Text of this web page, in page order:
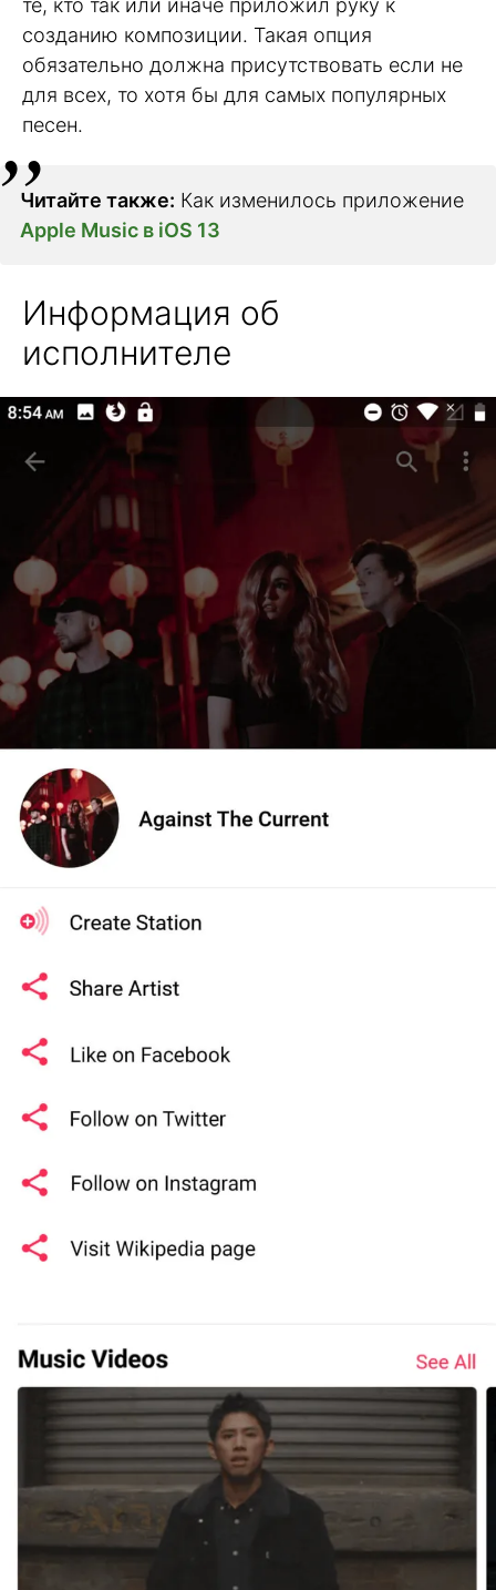
те, кто так или иначе приложил руку к
созданию композиции. Такая опция
обязательно должна присутствовать если не
для всех, то хотя бы для самых популярных
песен.
Читайте также: Как изменилось приложение
Apple Music в iOS 13
Информация об
исполнителе